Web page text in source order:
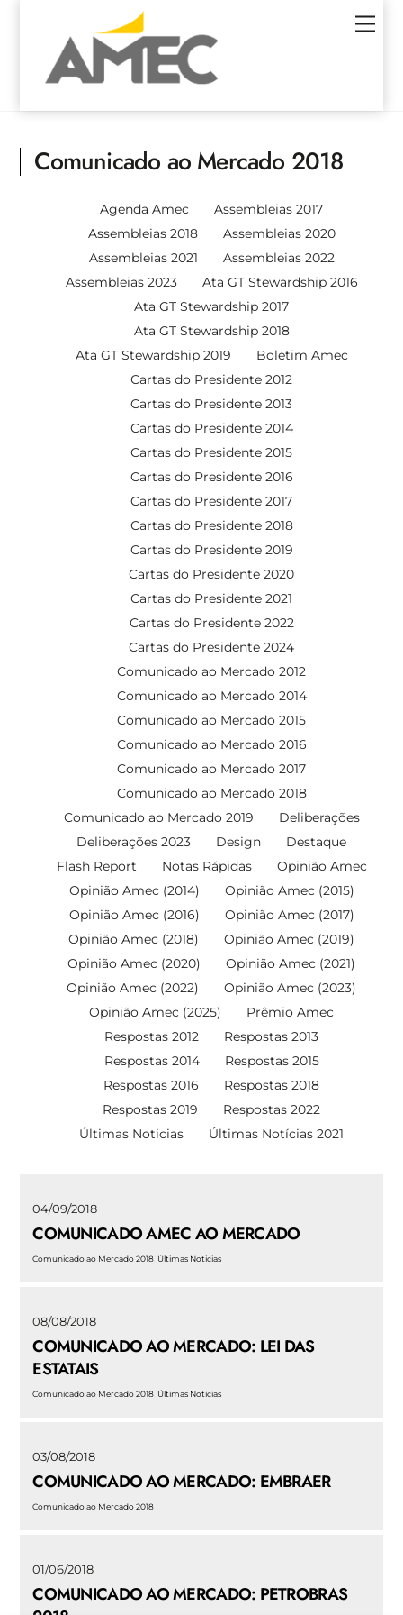
Comunicado ao Mercado 2018
Agenda Amec
Assembleias 2017
Assembleias 2018
Assembleias 2020
Assembleias 2021
Assembleias 2022
Assembleias 2023
Ata GT Stewardship 2016
Ata GT Stewardship 2017
Ata GT Stewardship 2018
Ata GT Stewardship 2019
Boletim Amec
Cartas do Presidente 2012
Cartas do Presidente 2013
Cartas do Presidente 2014
Cartas do Presidente 2015
Cartas do Presidente 2016
Cartas do Presidente 2017
Cartas do Presidente 2018
Cartas do Presidente 2019
Cartas do Presidente 2020
Cartas do Presidente 2021
Cartas do Presidente 2022
Cartas do Presidente 2024
Comunicado ao Mercado 2012
Comunicado ao Mercado 2014
Comunicado ao Mercado 2015
Comunicado ao Mercado 2016
Comunicado ao Mercado 2017
Comunicado ao Mercado 2018
Comunicado ao Mercado 2019
Deliberações
Deliberações 2023
Design
Destaque
Flash Report
Notas Rápidas
Opinião Amec
Opinião Amec (2014)
Opinião Amec (2015)
Opinião Amec (2016)
Opinião Amec (2017)
Opinião Amec (2018)
Opinião Amec (2019)
Opinião Amec (2020)
Opinião Amec (2021)
Opinião Amec (2022)
Opinião Amec (2023)
Opinião Amec (2025)
Prêmio Amec
Respostas 2012
Respostas 2013
Respostas 2014
Respostas 2015
Respostas 2016
Respostas 2018
Respostas 2019
Respostas 2022
Últimas Noticias
Últimas Notícias 2021
04/09/2018
COMUNICADO AMEC AO MERCADO
Comunicado ao Mercado 2018 Últimas Noticias
08/08/2018
COMUNICADO AO MERCADO: LEI DAS
ESTATAIS
Comunicado ao Mercado 2018 Últimas Noticias
03/08/2018
COMUNICADO AO MERCADO: EMBRAER
Comunicado ao Mercado 2018
01/06/2018
COMUNICADO AO MERCADO: PETROBRAS